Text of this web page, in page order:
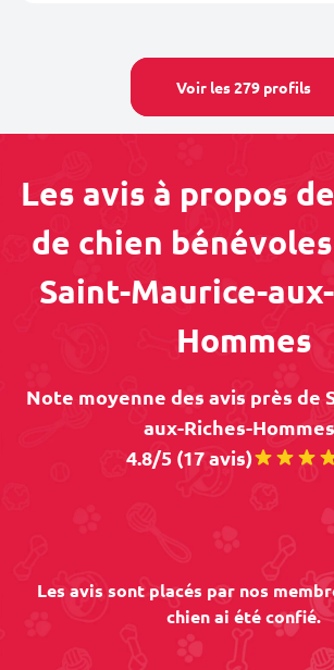
Voir les 279 profils
Les avis à propos
de chien
Saint-Maurice-
Hommes
Note moyenne des avis près de
aux-Riches-
4.8/5 (17 avis)
Les avis sont placés par nos
chien ai été confié.